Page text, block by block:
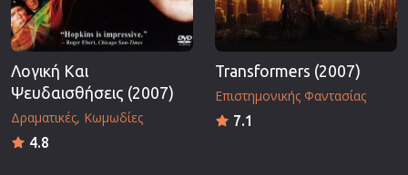
Λογική Και
Ψευδαισθήσεις (2007)
Δραματικές Κωμωδίες
4.8
Transformers (2007)
Επιστημονικής Φαντασίας
7.1